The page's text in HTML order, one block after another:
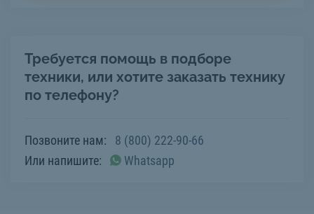
Требуется помощь в подборе
техники, или хотите заказать технику
по телефону?
Позвоните нам:
8 (800) 222-90-66
Или напишите:
Whatsapp